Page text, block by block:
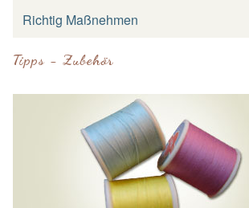
Richtig Maßnehmen
Tipps - Zubehör